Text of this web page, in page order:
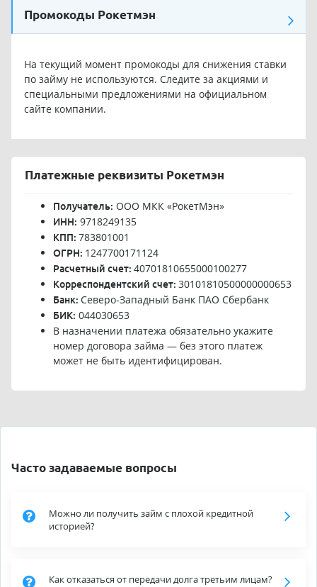
Промокоды Рокетмэн
На текущий момент промокоды для снижения ставки
по займу не используются. Следите за акциями и
специальными предложениями на официальном
сайте компании.
Платежные реквизиты Рокетмэн
Получатель: ООО МКК «РокетМэн»
ИНН: 9718249135
КПП:783801001
ОГРН: 1247700171124
Расчетный счет:40701810655000100277
Корреспондентский счет:30101810500000000653
Банк:Северо-Западный Банк ПАО Сбербанк
БИК: 044030653
В назначении платежа обязательно укажите
номер договора займа — без этого платеж
может не быть идентифицирован.
Часто задаваемые вопросы
Можно ли получить займ с плохой кредитной
историей?
Как отказаться от передачи долга третьим лицам?